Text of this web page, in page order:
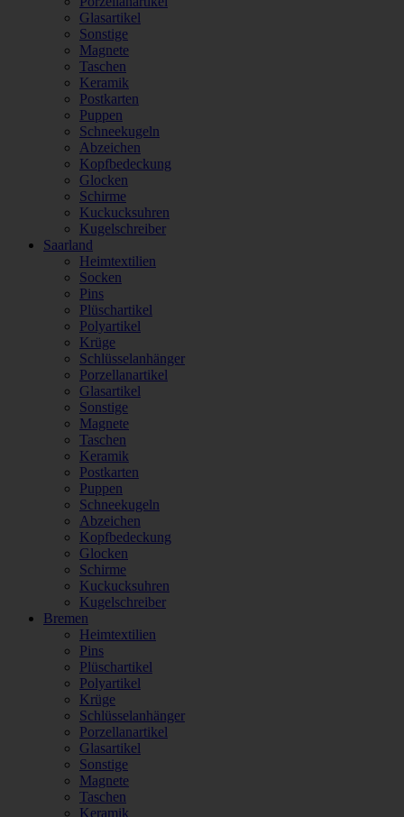
Glasartikel
Sonstige
Magnete
Taschen
Keramik
Postkarten
Puppen
Schneekugeln
Abzeichen
Kopfbedeckung
Glocken
Schirme
Kuckucksuhren
Kugelschreiber
Saarland
Heimtextilien
Socken
Pins
Plüschartikel
Polyartikel
Krüge
Schlüsselanhänger
Porzellanartikel
Glasartikel
Sonstige
Magnete
Taschen
Keramik
Postkarten
Puppen
Schneekugeln
Abzeichen
Kopfbedeckung
Glocken
Schirme
Kuckucksuhren
Kugelschreiber
Bremen
Heimtextilien
Pins
Plüschartikel
Polyartikel
Krüge
Schlüsselanhänger
Porzellanartikel
Glasartikel
Sonstige
Magnete
Taschen
Keramik